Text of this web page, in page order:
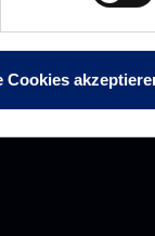
Cookies